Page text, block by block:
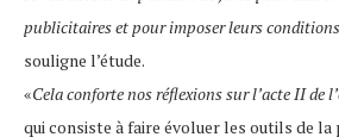
publicitaires et pour imposer leurs
souligne l’étude.
«Cela conforte nos réflexions sur l’acte II de
qui consiste à faire évoluer les outils de